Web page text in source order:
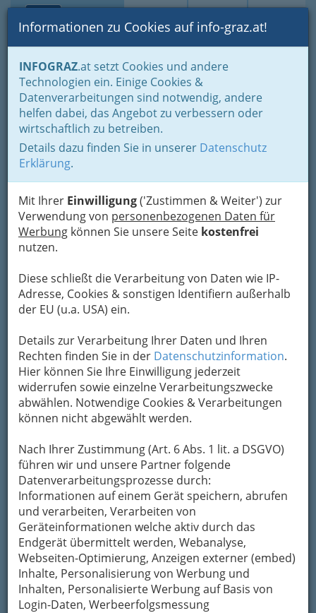
Suche Login Toggle
Informationen zu Cookies auf info-graz.at!
INFOGRAZ.at setzt Cookies und andere
Technologien ein. Einige Cookies &
Datenverarbeitungen sind notwendig, andere
helfen dabei, das Angebot zu verbessern oder
wirtschaftlich zu betreiben.
Details dazu finden Sie in unserer Datenschutz
Erklärung.
Mit Ihrer Einwilligung('Zustimmen & Weiter') zur
Verwendung von personenbezogenen Daten für
Werbung können Sie unsere Seite kostenfrei
nutzen.
Diese schließt die Verarbeitung von Daten wie IP-
Adresse, Cookies & sonstigen Identifiern außerhalb
der EU (u.a. USA) ein.
Details zur Verarbeitung Ihrer Daten und Ihren
Rechten finden Sie in der Datenschutzinformation.
Hier können Sie Ihre Einwilligung jederzeit
widerrufen sowie einzelne Verarbeitungszwecke
abwählen. Notwendige Cookies & Verarbeitungen
können nicht abgewählt werden.
Nach Ihrer Zustimmung (Art. 6 Abs. 1 lit. a DSGVO)
führen wir und unsere Partner folgende
Datenverarbeitungsprozesse durch:
Informationen auf einem Gerät speichern, abrufen
und verarbeiten, Verarbeiten von
Geräteinformationen welche aktiv durch das
Endgerät übermittelt werden, Webanalyse,
Webseiten-Optimierung, Anzeigen externer (embed)
Inhalte, Personalisierung von Werbung und
Inhalten, Personalisierte Werbung auf Basis von
Login-Daten, Werbeerfolgsmessung
Home Lebens-Guide Tierfreunde Tierschutz
Tierschutzverein Bunter
Hund
Kleinpesendorf 40, 8212 Pischelsdorf am Kulm
+43 650 682 55 28
Karte
Kontaktaufnahme
Um die Info-Graz Firmen
bewahren
, verwenden wir an dieser Stelle zur
Übermittlung Ihrer Nachricht ein sicheres
Formular. Ihre Nachricht wird nach dem
Absenden umgehend per Mail an das
Unternehmen Tierschutzverein Bunter Hund
weitergeleitet.
Meine Email Adresse
Mein Betreff
Meine Nachricht